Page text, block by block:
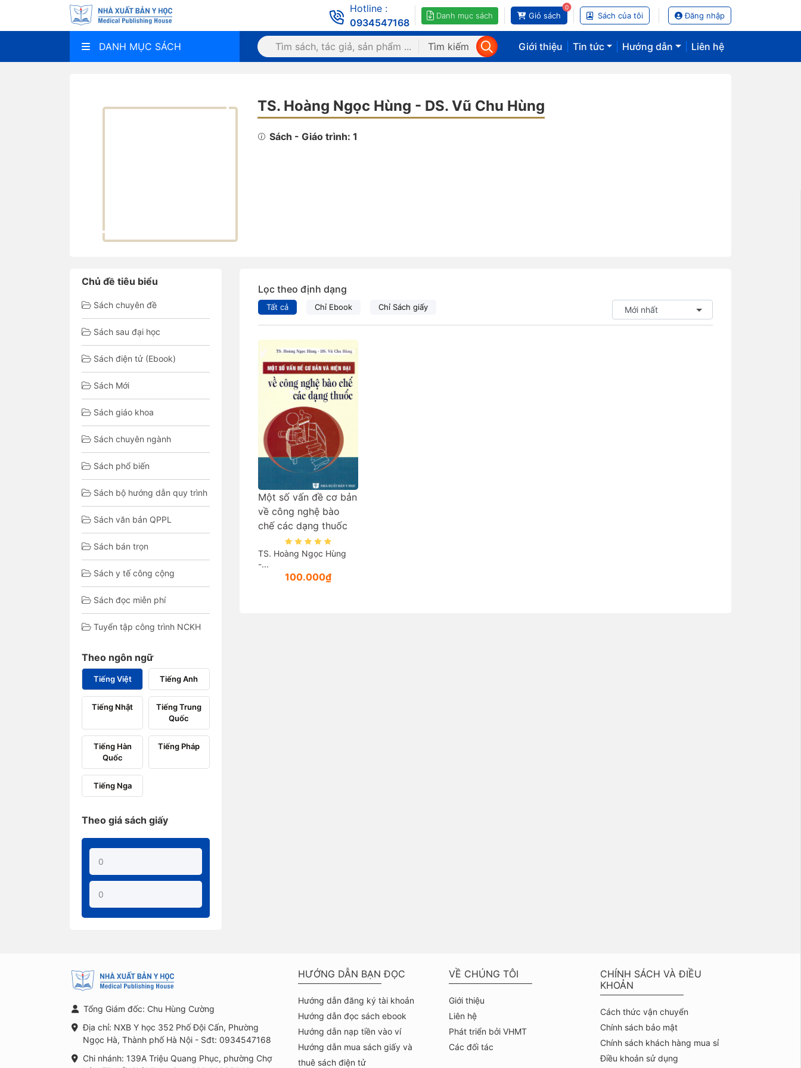
Hotline :
0934547168
Danh mục sách
0
Giỏ sách Sách của tôi Đăng nhập
DANH MỤC SÁCH Tìm kiếm Giới thiệu Tin tức Hướng dẫn Liên hệ
TS. Hoàng Ngọc Hùng - DS. Vũ Chu Hùng
Sách - Giáo trình: 1
Chủ đề tiêu biểu
Sách chuyên đề
Sách sau đại học
Sách điện tử (Ebook)
Sách Mới
Sách giáo khoa
Sách chuyên ngành
Sách phổ biến
Sách bộ hướng dẫn quy trình
Sách văn bản QPPL
Sách bán trọn
Sách y tế công cộng
Sách đọc miễn phí
Tuyển tập công trình NCKH
Theo ngôn ngữ
Tiếng Việt Tiếng Anh
Tiếng Nhật
Tiếng Trung
Quốc
Tiếng Hàn
Quốc
Tiếng Pháp
Tiếng Nga
Theo giá sách giấy
Lọc theo định dạng
Tất cả Chỉ Ebook Chỉ Sách giấy
Một số vấn đề cơ bản
về công nghệ bào
chế các dạng thuốc
TS. Hoàng Ngọc Hùng
-...
100.000₫
Tổng Giám đốc: Chu Hùng Cường
Địa chỉ: NXB Y học 352 Phố Đội Cấn, Phường
Ngọc Hà, Thành phố Hà Nội - Sđt: 0934547168
Chi nhánh: 139A Triệu Quang Phục, phường Chợ
HƯỚNG DẪN BẠN ĐỌC
Hướng dẫn đăng ký tài khoản
Hướng dẫn đọc sách ebook
Hướng dẫn nạp tiền vào ví
Hướng dẫn mua sách giấy và
thuê sách điện tử
VỀ CHÚNG TÔI
Giới thiệu
Liên hệ
Phát triển bởi VHMT
Các đối tác
CHÍNH SÁCH VÀ ĐIỀU
KHOẢN
Cách thức vận chuyển
Chính sách bảo mật
Chính sách khách hàng mua sỉ
Điều khoản sử dụng